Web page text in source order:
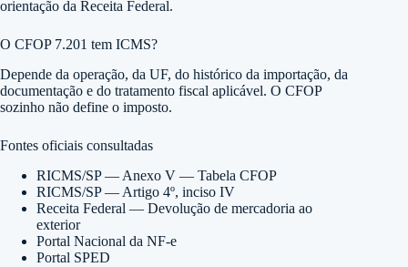
orientação da Receita Federal.
O CFOP 7.201 tem ICMS?
Depende da operação, da UF, do histórico da importação, da
documentação e do tratamento fiscal aplicável. O CFOP
sozinho não define o imposto.
Fontes oficiais consultadas
RICMS/SP — Anexo V — Tabela CFOP
RICMS/SP — Artigo 4º, inciso IV
Receita Federal — Devolução de mercadoria ao
exterior
Portal Nacional da NF-e
Portal SPED